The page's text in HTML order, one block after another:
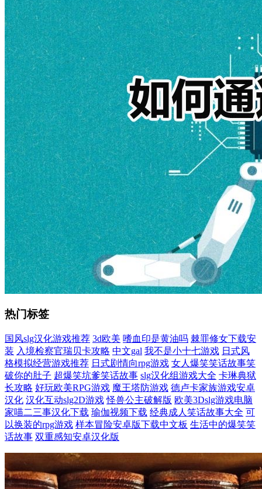
热门标签
国风slg汉化游戏推荐 3d欧美 嗜血印是黄油吗 棘罪修女下载安
装 入境检察官瑞贝卡攻略 中文gal 我不是小十七游戏 日式风
格模拟经营游戏推荐 日式剧情向rpg游戏 女人爆笑笑话故事笑
破你的肚子 超爆笑坑爹笑话故事 slg汉化组游戏大全 卡琳典狱
长攻略 好玩欧美RPG游戏 魔王塔防游戏 德卢卡家族游戏安卓
汉化 汉化互动slg2D游戏 怪兽公主破解版 欧美3Dslg游戏电脑
家喵二三事汉化下载 瑜伽视频下载 经典成人笑话故事大全 可
以换装的rpg游戏 样本冒险安卓版下载中文板 生活中的爆笑笑
话故事 双重感知安卓汉化版